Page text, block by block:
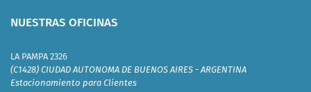
NUESTRAS OFICINAS
LA PAMPA 2326
(C1428) CIUDAD AUTONOMA DE BUENOS AIRES - ARGENTINA
Estacionamiento para Clientes